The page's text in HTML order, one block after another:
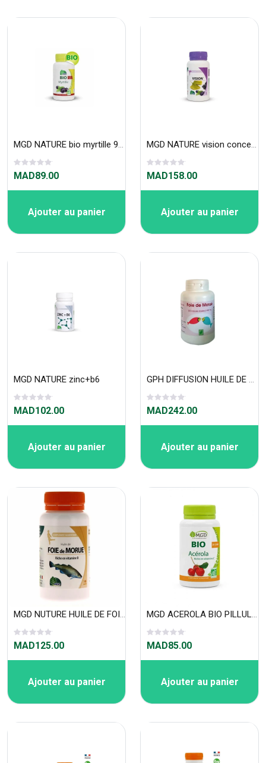
MGD NATURE bio myrtille 90 gelules
MAD89.00
Ajouter au panier
MGD NATURE vision concept 90 gelules
MAD158.00
Ajouter au panier
MGD NATURE zinc+b6
MAD102.00
Ajouter au panier
GPH DIFFUSION HUILE DE FOIE DE MORUE 200 CAPSULES A 400 MG
MAD242.00
Ajouter au panier
MGD NUTURE HUILE DE FOIE DE MORUE 140 CAPSULES
MAD125.00
Ajouter au panier
MGD ACEROLA BIO PILLULIER 50 COMPRIMÉS
MAD85.00
Ajouter au panier